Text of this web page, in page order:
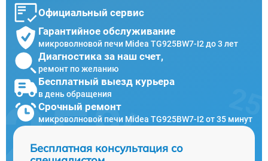
Официальный сервис
Гарантийное обслуживание
микроволновой печи Midea TG925BW7-I2 до 3 лет
Диагностика за наш счет,
ремонт по желанию
Бесплатный выезд курьера
в день обращения
Срочный ремонт
микроволновой печи Midea TG925BW7-I2 от 35 минут
Бесплатная консультация со